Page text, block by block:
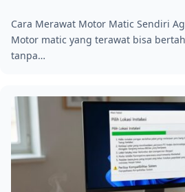
Cara Merawat Motor Matic Sendiri
Motor matic yang terawat bisa
tanpa…